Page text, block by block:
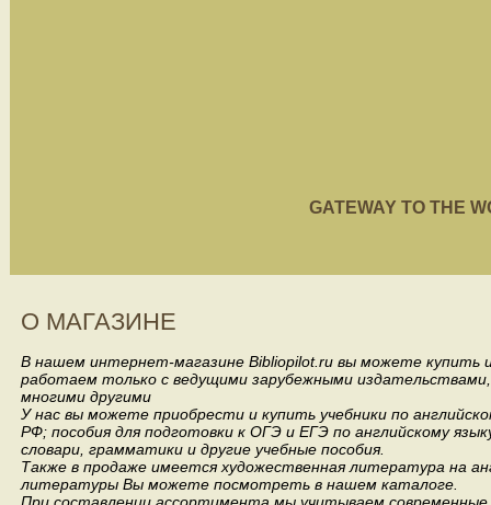
GATEWAY TO THE
О МАГАЗИНЕ
В нашем интернет-магазине Bibliopilot.ru вы можете купить
работаем только с ведущими зарубежными издательствами,
многими другими
У нас вы можете приобрести и купить учебники по
РФ; пособия для подготовки к ОГЭ и ЕГЭ по английскому
словари, грамматики и другие учебные пособия.
Также в продаже имеется художественная литература на
литературы Вы можете посмотреть в нашем каталоге.